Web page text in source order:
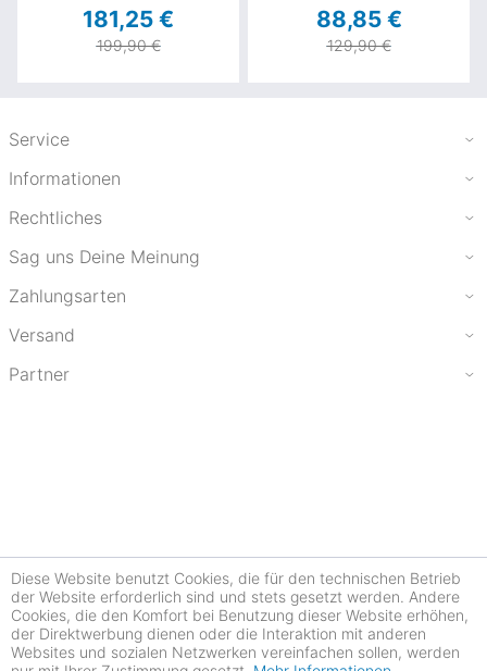
181,25 €
199,90 €
88,85 €
129,90 €
Service
Informationen
Rechtliches
Sag uns Deine Meinung
Zahlungsarten
Versand
Partner
Diese Website benutzt Cookies, die für den technischen Betrieb
der Website erforderlich sind und stets gesetzt werden. Andere
Cookies, die den Komfort bei Benutzung dieser Website erhöhen,
der Direktwerbung dienen oder die Interaktion mit anderen
Websites und sozialen Netzwerken vereinfachen sollen, werden